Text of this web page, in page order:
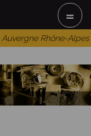
Rhône-Alpes
=